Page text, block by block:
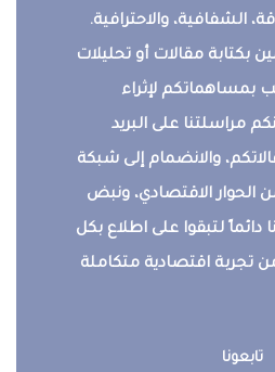
الشفافية، والاحترافية.
بكتابة مقالات أو تحليلات
بمساهماتكم لإثراء
مراسلتنا على البريد
والانضمام إلى شبكة
من الحوار الاقتصادي، ونبض
دائماً لتبقوا على اطلاع بكل
من تجربة اقتصادية متكاملة
تابعونا